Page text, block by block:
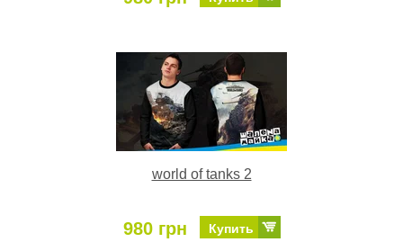
world of tanks 2
980 грн Купить